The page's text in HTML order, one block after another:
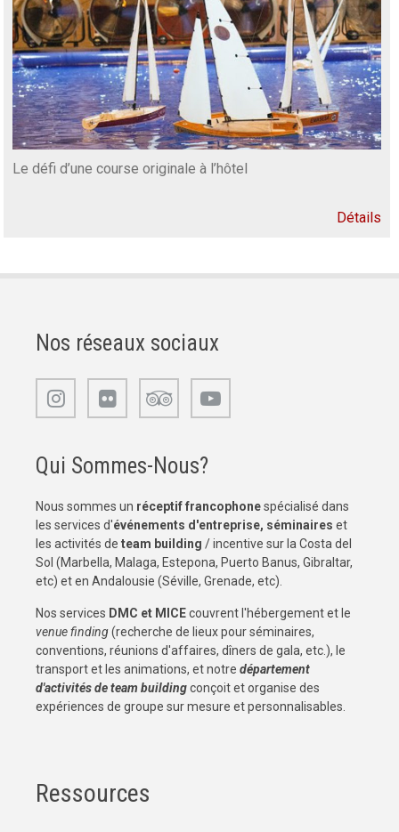
Le défi d’une course originale à l’hôtel
Détails
Nos réseaux sociaux
Qui Sommes-Nous?
Nous sommes un réceptif francophonespécialisé dans
les services d'événements d'entreprise, séminaires et
les activités de team building / incentive sur la Costa del
Sol (Marbella, Malaga, Estepona, Puerto Banus, Gibraltar,
etc) et en Andalousie (Séville, Grenade, etc).
Nos services DMC et MICEcouvrent l'hébergement et le
venue finding(recherche de lieux pour séminaires,
conventions, réunions d'affaires, dîners de gala, etc.), le
transport et les animations, et notre département
d'activités de team buildingconçoit et organise des
expériences de groupe sur mesure et personnalisables.
Ressources